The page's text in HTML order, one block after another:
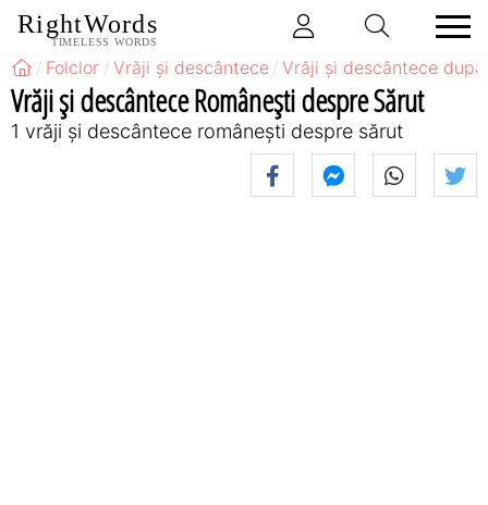
RightWords
TIMELESS WORDS
Folclor Vrăji și descântece Vrăji și descântece
Vrăji și descântece Româneşti despre Sărut
1 vrăji și descântece româneşti despre sărut